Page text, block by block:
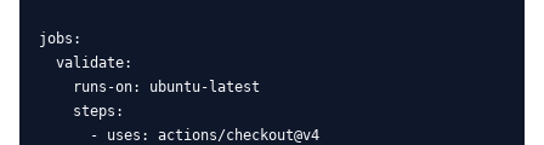
jobs:
  validate:
    runs-on: ubuntu-latest
    steps:
      - uses: actions/checkout@v4